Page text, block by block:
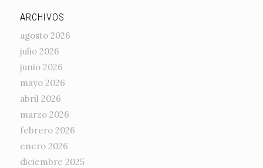
ARCHIVOS
agosto 2026
julio 2026
junio 2026
mayo 2026
abril 2026
marzo 2026
febrero 2026
enero 2026
diciembre 2025